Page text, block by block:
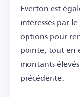
Everton est
intéressés par
options pour
pointe, tout en
montants
précédente.